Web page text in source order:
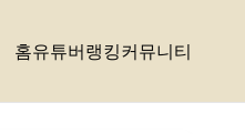
홈유튜버랭킹커뮤니티